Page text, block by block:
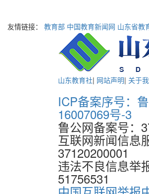
友情链接： 教育部 中国教育新闻网 山东省教
山东教育社| 网站声明| 关于
ICP备案序号：
16007069号-3
鲁公网备案号：
互联网新闻信息
37120200001
违法不良信息举
51756531